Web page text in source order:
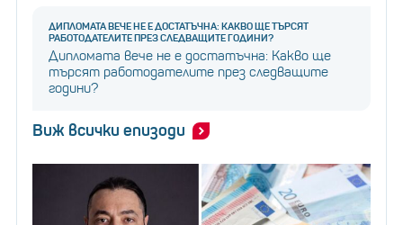
богатият 1% от човечеството генерира повече
въглеродни емисии – основен двигател на
продължаващата климатична криза – отколкото
най-бедните 66%.
ДИПЛОМАТА ВЕЧЕ НЕ Е ДОСТАТЪЧНА: КАКВО ЩЕ ТЪРСЯТ
РАБОТОДАТЕЛИТЕ ПРЕЗ СЛЕДВАЩИТЕ ГОДИНИ?
Дипломата вече не е достатъчна: Какво ще
търсят работодателите през следващите
години?
Виж всички епизоди